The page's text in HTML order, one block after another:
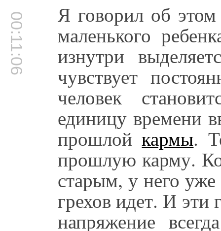
00:11:06 Я говорил об
маленького
изнутри
чувствует
человек
единицу времени
прошлойкармы.
прошлую карму.
старым, у него уже
грехов идет. И эти
напряжение